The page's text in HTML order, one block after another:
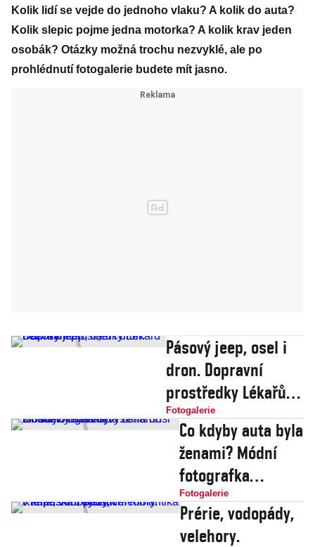
Kolik lidí se vejde do jednoho vlaku? A kolik do auta?
Kolik slepic pojme jedna motorka? A kolik krav jeden
osobák? Otázky možná trochu nezvyklé, ale po
prohlédnutí fotogalerie budete mít jasno.
Pásový jeep, osel i
dron. Dopravní
prostředky Lékařů
bez hranic
Fotogalerie
Co kdyby auta byla
ženami? Módní
fotografka
vystihla duši
žihadel i teréňáků
Fotogalerie
Prérie, vodopády,
velehory.